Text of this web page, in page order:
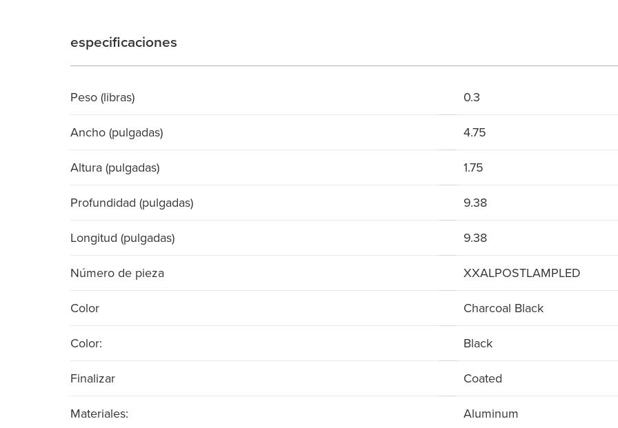
especificaciones
Peso (libras)
0.3
Ancho (pulgadas)
4.75
Altura (pulgadas)
1.75
Profundidad (pulgadas)
9.38
Longitud (pulgadas)
9.38
Número de pieza
XXALPOSTLAMPLED
Color
Charcoal Black
Color:
Black
Finalizar
Coated
Materiales:
Aluminum